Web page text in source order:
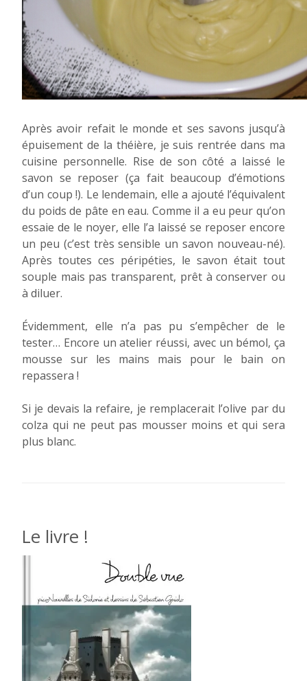
Après avoir refait le monde et ses savons jusqu’à
épuisement de la théière, je suis rentrée dans ma
cuisine personnelle. Rise de son côté a laissé le
savon se reposer (ça fait beaucoup d’émotions
d’un coup !). Le lendemain, elle a ajouté l’équivalent
du poids de pâte en eau. Comme il a eu peur qu’on
essaie de le noyer, elle l’a laissé se reposer encore
un peu (c’est très sensible un savon nouveau-né).
Après toutes ces péripéties, le savon était tout
souple mais pas transparent, prêt à conserver ou
à diluer.
Évidemment, elle n’a pas pu s’empêcher de le
tester… Encore un atelier réussi, avec un bémol, ça
mousse sur les mains mais pour le bain on
repassera !
Si je devais la refaire, je remplacerait l’olive par du
colza qui ne peut pas mousser moins et qui sera
plus blanc.
Le livre !